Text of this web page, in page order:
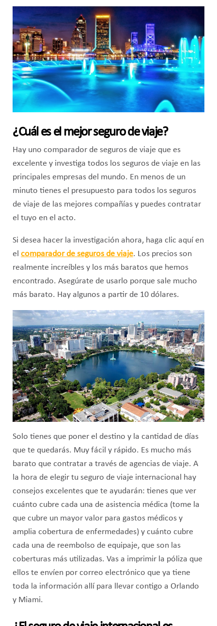
¿Cuál es el mejor seguro de viaje?
Hay uno comparador de seguros de viaje que es
excelente y investiga todos los seguros de viaje en las
principales empresas del mundo. En menos de un
minuto tienes el presupuesto para todos los seguros
de viaje de las mejores compañías y puedes contratar
el tuyo en el acto.
Si desea hacer la investigación ahora, haga clic aquí en
el comparador de seguros de viaje. Los precios son
realmente increíbles y los más baratos que hemos
encontrado. Asegúrate de usarlo porque sale mucho
más barato. Hay algunos a partir de 10 dólares.
Solo tienes que poner el destino y la cantidad de días
que te quedarás. Muy fácil y rápido. Es mucho más
barato que contratar a través de agencias de viaje. A
la hora de elegir tu seguro de viaje internacional hay
consejos excelentes que te ayudarán: tienes que ver
cuánto cubre cada una de asistencia médica (tome la
que cubre un mayor valor para gastos médicos y
amplia cobertura de enfermedades) y cuánto cubre
cada una de reembolso de equipaje, que son las
coberturas más utilizadas. Vas a imprimir la póliza que
ellos te envíen por correo electrónico que ya tiene
toda la información allí para llevar contigo a Orlando
y Miami.